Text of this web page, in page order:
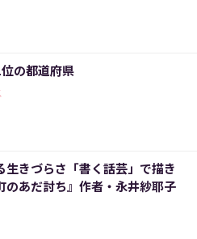
の都道府県
生きづらさ「書く話芸」で描き
町のあだ討ち』作者・永井紗耶子